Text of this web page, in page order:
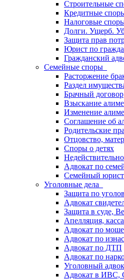
Строительные
Кредитные
Налоговые
Долги. Ущерб.
Защита прав
Юрист по
Гражданский
Семейные споры
Расторжение
Раздел
Брачный договор
Взыскание
Изменение
Соглашение об
Родительские
Отцовство,
Споры о детях
Адвокат по
Семейный юрист
Уголовные дела
Защита по
Адвокат
Защита в суде,
Апелляция,
Адвокат по
Адвокат по
Адвокат по ДТП
Адвокат по
Уголовный
Адвокат в